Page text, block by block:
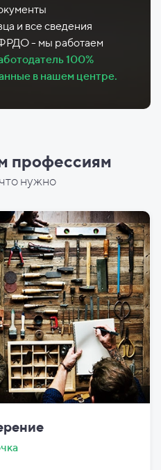
и все сведения
- мы работаем
100%
в нашем центре.
профессиям
нужно